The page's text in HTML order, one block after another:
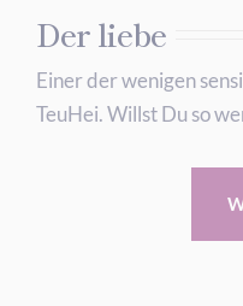
Der liebe
Einer der wenigen
TeuHei. Willst Du so